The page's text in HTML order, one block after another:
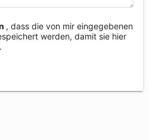
, dass die von mir eingegebenen
werden, damit sie hier